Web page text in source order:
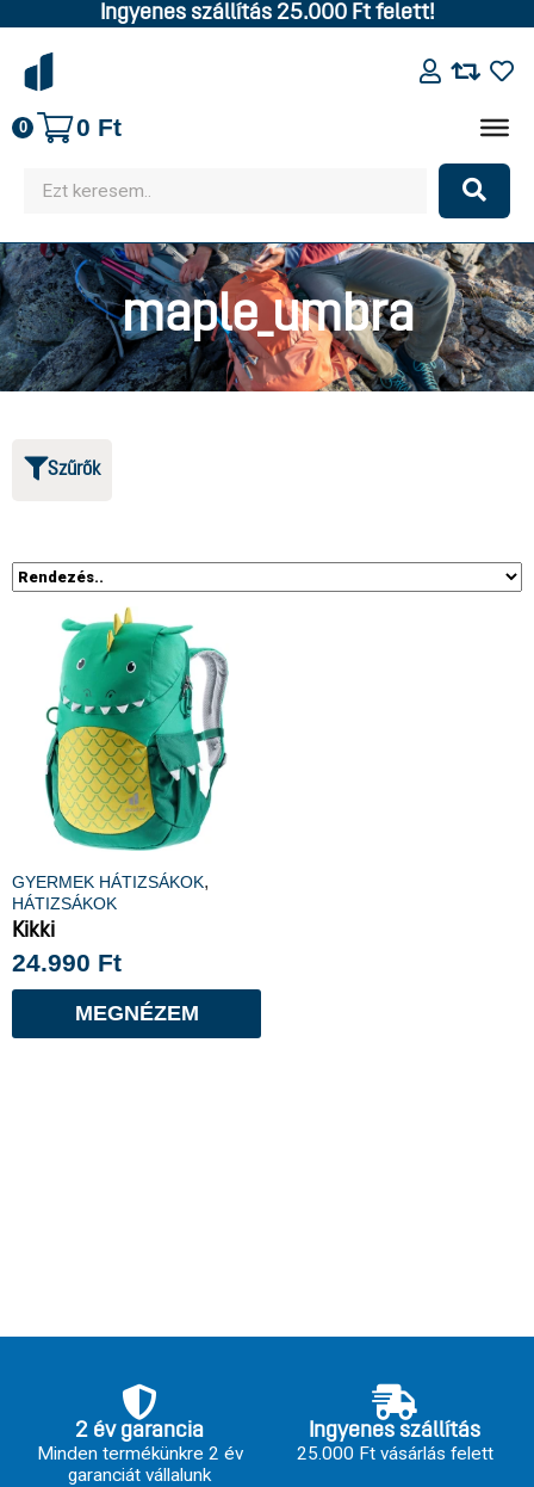
Ingyenes szállítás 25.000 Ft felett!
0 0 Ft
maple_umbra
Szűrők
GYERMEK HÁTIZSÁKOK,
HÁTIZSÁKOK
Kikki
24.990 Ft
MEGNÉZEM
2 év garancia
Minden termékünkre 2 év
garanciát vállalunk
Ingyenes szállítás
25.000 Ft vásárlás felett